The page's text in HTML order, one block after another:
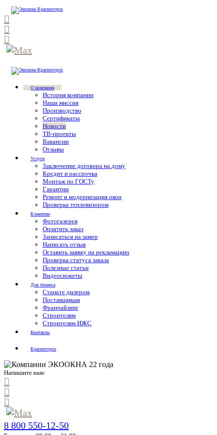
О компании
История компании
Наша миссия
Производство
Сертификаты
Новости
ТВ-проекты
Вакансии
Отзывы
Услуги
Заключение договора на дому
Кредит и рассрочка
Монтаж по ГОСТу
Гарантии
Ремонт и модернизация окон
Проверка тепловизором
Клиентам
Фотогалерея
Оплатить заказ
Записаться на замер
Написать отзыв
Оставить заявку на рекламацию
Проверка статуса заказа
Полезные статьи
Видеосюжеты
Для бизнеса
Станьте дилером
Поставщикам
Франчайзинг
Строителям
Строителям ИЖС
Контакты
Красногорск
Напишите нам:
8 800 550-12-50